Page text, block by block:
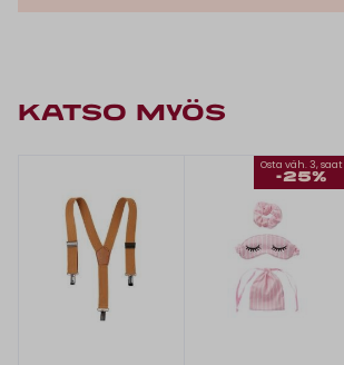
KATSO MYÖS
Osta väh. 3, saat
-25%